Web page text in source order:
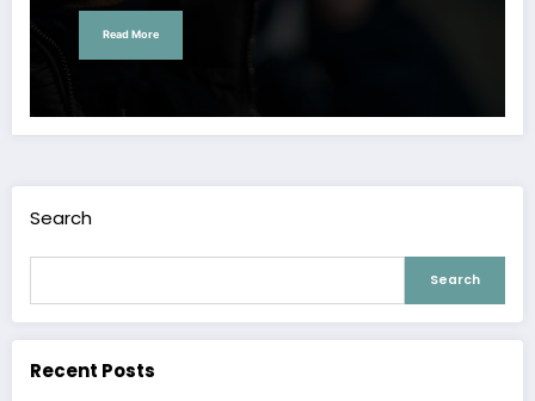
Read More
Search
Search
Recent Posts